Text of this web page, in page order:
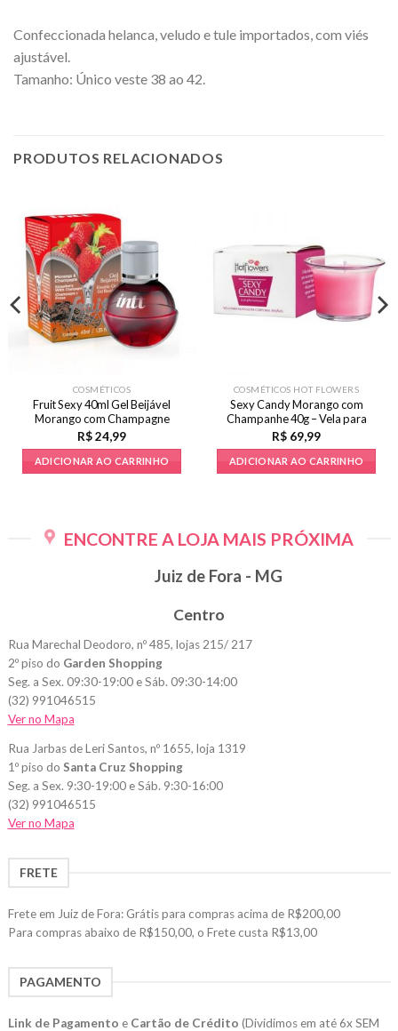
Confeccionada helanca, veludo e tule importados, com viés
ajustável.
Tamanho: Único veste 38 ao 42.
PRODUTOS RELACIONADOS
COSMÉTICOS
Fruit Sexy 40ml Gel Beijável
Morango com Champagne
R$24,99
ADICIONAR AO CARRINHO
COSMÉTICOS HOT FLOWERS
Sexy Candy Morango com
Champanhe 40g – Vela para
Massagem e Aromatizante
R$ 69,99
ADICIONAR AO CARRINHO
ENCONTRE A LOJA MAIS PRÓXIMA
Juiz de Fora - MG
Centro
Rua Marechal Deodoro, nº 485, lojas 215/ 217
2º piso do Garden Shopping
Seg. a Sex. 09:30-19:00 e Sáb. 09:30-14:00
(32) 991046515
Ver no Mapa
Rua Jarbas de Leri Santos, nº 1655, loja 1319
1º piso do Santa Cruz Shopping
Seg. a Sex. 9:30-19:00 e Sáb. 9:30-16:00
(32) 991046515
Ver no Mapa
FRETE
Frete em Juiz de Fora: Grátis para compras acima de R$200,00
Para compras abaixo de R$150,00, o Frete custa R$13,00
PAGAMENTO
Link de Pagamento e Cartão de Crédito (Dividimos em até 6x SEM